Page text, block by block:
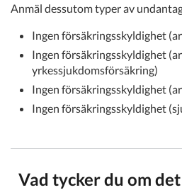
Anmäl dessutom typer av
Ingen försäkringsskyldighet
Ingen försäkringsskyldighet
yrkessjukdomsförsäkring)
Ingen försäkringsskyldighet
Ingen försäkringsskyldighet
Vad tycker du om